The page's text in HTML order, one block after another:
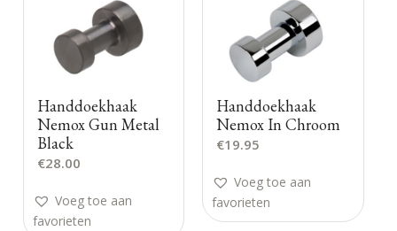
Handdoekhaak
Nemox Gun Metal
Black
€28.00
Voeg toe aan
favorieten
Handdoekhaak
Nemox In Chroom
€19.95
Voeg toe aan
favorieten